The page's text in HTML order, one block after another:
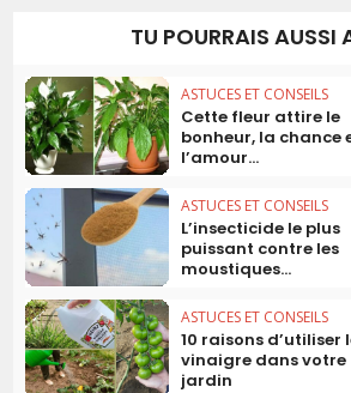
TU POURRAIS AUSSI
ASTUCES ET CONSEILS
Cette fleur attire le
bonheur, la chance
l’amour...
ASTUCES ET CONSEILS
L’insecticide le plus
puissant contre les
moustiques...
ASTUCES ET CONSEILS
10 raisons d’utiliser
vinaigre dans votre
jardin